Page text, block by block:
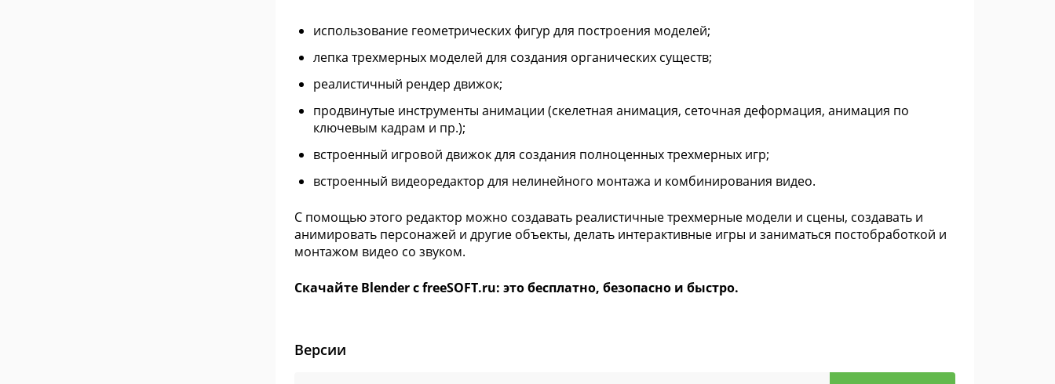
использование геометрических фигур для построения моделей;
лепка трехмерных моделей для создания органических существ;
реалистичный рендер движок;
продвинутые инструменты анимации (скелетная анимация, сеточная деформация, анимация по
ключевым кадрам и пр.);
встроенный игровой движок для создания полноценных трехмерных игр;
встроенный видеоредактор для нелинейного монтажа и комбинирования видео.
С помощью этого редактор можно создавать реалистичные трехмерные модели и сцены, создавать и
анимировать персонажей и другие объекты, делать интерактивные игры и заниматься постобработкой и
монтажом видео со звуком.
Скачайте Blender с freeSOFT.ru: это бесплатно, безопасно и быстро.
Версии